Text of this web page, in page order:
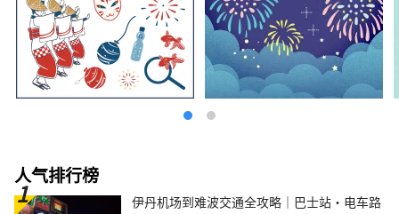
人气排行榜
伊丹机场到难波交通全攻略｜巴士站・电车路